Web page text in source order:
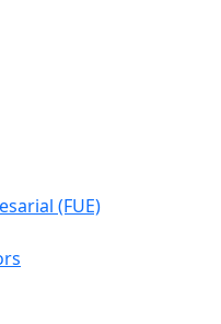
(FUE)